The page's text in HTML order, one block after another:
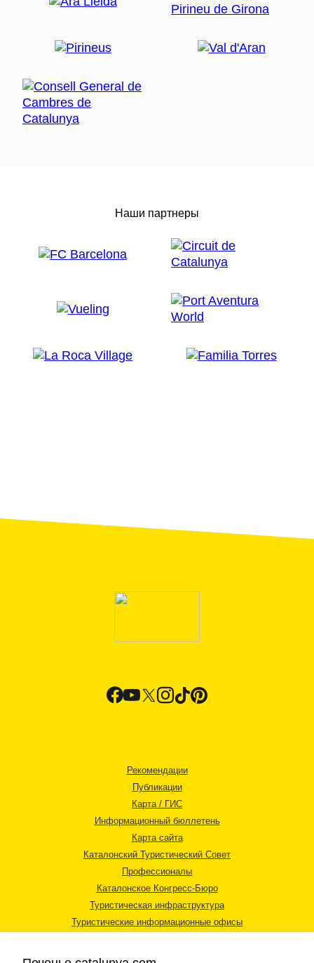
Наши партнеры
Рекомендации
Публикации
Карта / ГИС
Информационный бюллетень
Карта сайта
Каталонский Туристический Совет
Профессионалы
Каталонское Конгресс-Бюро
Туристическая инфраструктура
Туристические информационные офисы